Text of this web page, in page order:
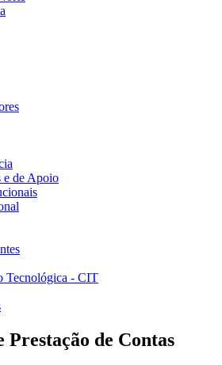
e de Apoio
Tecnológica - CIT
Prestação de Contas